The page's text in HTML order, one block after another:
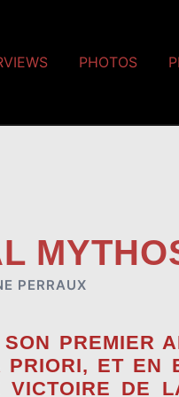
PHOTOS
PERRAUX
PREMIER
ET EN
DE